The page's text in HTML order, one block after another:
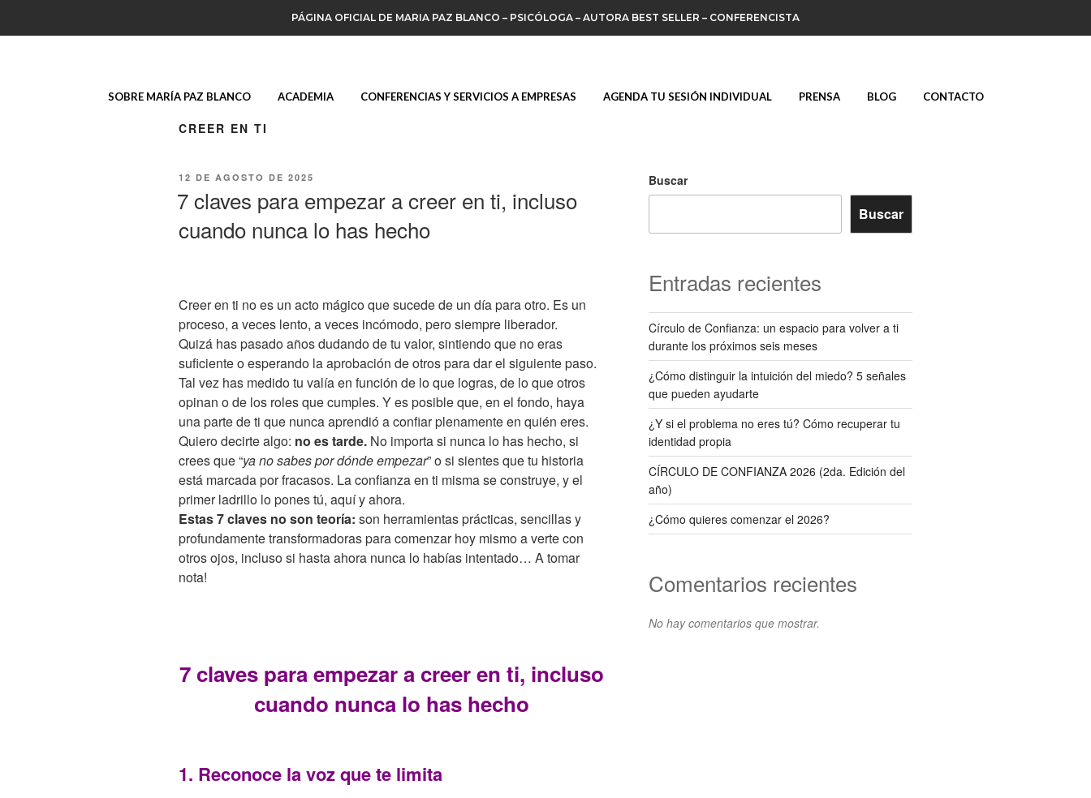
PÁGINA OFICIAL DE MARIA PAZ BLANCO – PSICÓLOGA – AUTORA BEST SELLER – CONFERENCISTA
SOBRE MARÍA PAZ BLANCO ACADEMIA CONFERENCIAS Y SERVICIOS A EMPRESAS AGENDA TU SESIÓN INDIVIDUAL PRENSA BLOG CONTACTO
CREER EN TI
12 DE AGOSTO DE 2025
7 claves para empezar a creer en ti, incluso
cuando nunca lo has hecho
Creer en ti no es un acto mágico que sucede de un día para otro. Es un
proceso, a veces lento, a veces incómodo, pero siempre liberador.
Quizá has pasado años dudando de tu valor, sintiendo que no eras
suficiente o esperando la aprobación de otros para dar el siguiente paso.
Tal vez has medido tu valía en función de lo que logras, de lo que otros
opinan o de los roles que cumples. Y es posible que, en el fondo, haya
una parte de ti que nunca aprendió a confiar plenamente en quién eres.
Quiero decirte algo: no es tarde. No importa si nunca lo has hecho, si
crees que “ya no sabes por dónde empezar” o si sientes que tu historia
está marcada por fracasos. La confianza en ti misma se construye, y el
primer ladrillo lo pones tú, aquí y ahora.
Estas 7 claves no son teoría: son herramientas prácticas, sencillas y
profundamente transformadoras para comenzar hoy mismo a verte con
otros ojos, incluso si hasta ahora nunca lo habías intentado… A tomar
nota!
7 claves para empezar a creer en ti, incluso
cuando nunca lo has hecho
1. Reconoce la voz que te limita
Buscar
Buscar
Entradas recientes
Círculo de Confianza: un espacio para volver a ti
durante los próximos seis meses
¿Cómo distinguir la intuición del miedo? 5 señales
que pueden ayudarte
¿Y si el problema no eres tú? Cómo recuperar tu
identidad propia
CÍRCULO DE CONFIANZA 2026 (2da. Edición del
año)
¿Cómo quieres comenzar el 2026?
Comentarios recientes
No hay comentarios que mostrar.